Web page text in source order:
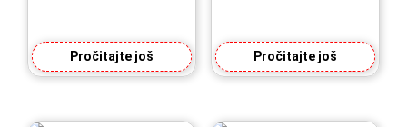
Pročitajte još Pročitajte još